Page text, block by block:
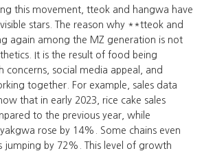
this movement, tteok and hangwa have
stars. The reason why **tteok and
again among the MZ generation is not
It is the result of food being
concerns, social media appeal, and
together. For example, sales data
that in early 2023, rice cake sales
to the previous year, while
rose by 14%. Some chains even
jumping by 72%. This level of growth